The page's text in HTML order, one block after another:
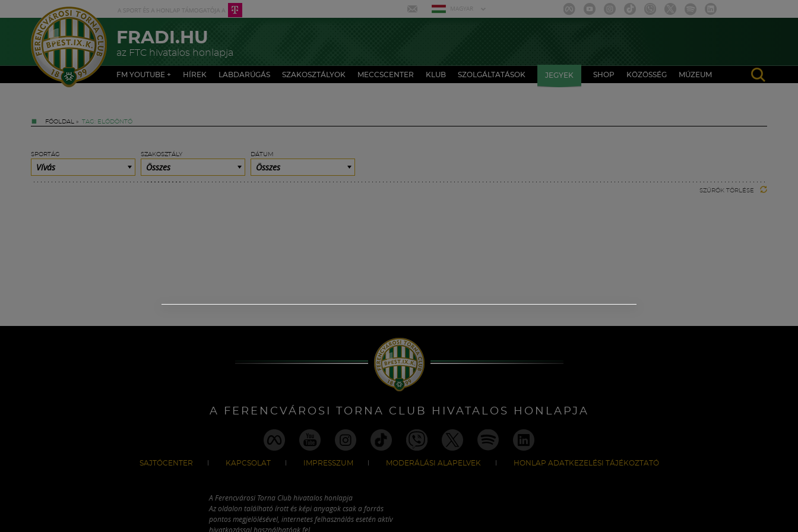
MAGYAR
FRADI.HU
az FTC hivatalos honlapja
FM YOUTUBE + HÍREK LABDARÚGÁS SZAKOSZTÁLYOK MECCSCENTER KLUB SZOLGÁLTATÁSOK JEGYEK SHOP KÖZÖSSÉG MÚZEUM
FŐOLDAL » TAG: ELŐDÖNTŐ
SPORTÁG
Vívás
SZAKOSZTÁLY
Összes
DÁTUM
Összes
SZŰRŐK TÖRLÉSE
A FERENCVÁROSI TORNA CLUB HIVATALOS HONLAPJA
SAJTÓCENTER KAPCSOLAT IMPRESSZUM MODERÁLÁSI ALAPELVEK HONLAP ADATKEZELÉSI TÁJÉKOZTATÓ
A Ferencvárosi Torna Club hivatalos honlapja
Az oldalon található írott és képi anyagok csak a forrás
pontos megjelölésével, internetes felhasználás esetén aktív
hivatkozással használhatóak fel.